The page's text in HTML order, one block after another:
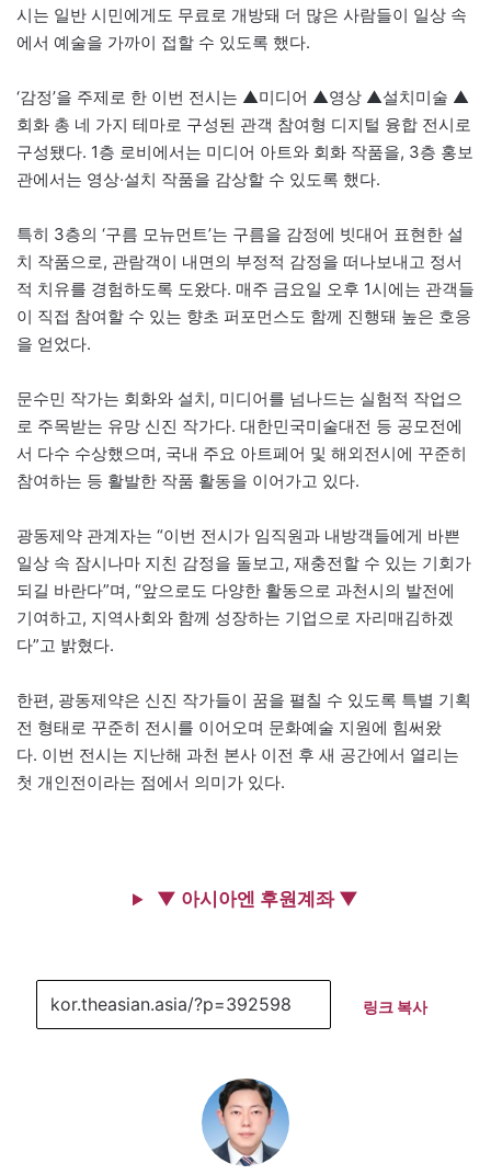
시는 일반 시민에게도 무료로 개방돼 더 많은 사람들이 일상 속
에서 예술을 가까이 접할 수 있도록 했다.
‘감정’을 주제로 한 이번 전시는 ▲미디어 ▲영상 ▲설치미술 ▲
회화 총 네 가지 테마로 구성된 관객 참여형 디지털 융합 전시로
구성됐다. 1층 로비에서는 미디어 아트와 회화 작품을, 3층 홍보
관에서는 영상·설치 작품을 감상할 수 있도록 했다.
특히 3층의 ‘구름 모뉴먼트’는 구름을 감정에 빗대어 표현한 설
치 작품으로, 관람객이 내면의 부정적 감정을 떠나보내고 정서
적 치유를 경험하도록 도왔다. 매주 금요일 오후 1시에는 관객들
이 직접 참여할 수 있는 향초 퍼포먼스도 함께 진행돼 높은 호응
을 얻었다.
문수민 작가는 회화와 설치, 미디어를 넘나드는 실험적 작업으
로 주목받는 유망 신진 작가다. 대한민국미술대전 등 공모전에
서 다수 수상했으며, 국내 주요 아트페어 및 해외전시에 꾸준히
참여하는 등 활발한 작품 활동을 이어가고 있다.
광동제약 관계자는 “이번 전시가 임직원과 내방객들에게 바쁜
일상 속 잠시나마 지친 감정을 돌보고, 재충전할 수 있는 기회가
되길 바란다”며, “앞으로도 다양한 활동으로 과천시의 발전에
기여하고, 지역사회와 함께 성장하는 기업으로 자리매김하겠
다”고 밝혔다.
한편, 광동제약은 신진 작가들이 꿈을 펼칠 수 있도록 특별 기획
전 형태로 꾸준히 전시를 이어오며 문화예술 지원에 힘써왔
다. 이번 전시는 지난해 과천 본사 이전 후 새 공간에서 열리는
첫 개인전이라는 점에서 의미가 있다.
▼ 아시아엔 후원계좌 ▼
링크 복사